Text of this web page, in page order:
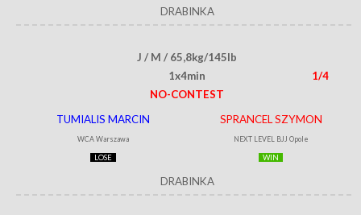
DRABINKA
J / M / 65,8kg/145lb
1x4min
1/4
NO-CONTEST
TUMIALIS MARCIN
WCA Warszawa
LOSE
SPRANCEL SZYMON
NEXT LEVEL BJJ Opole
WIN
DRABINKA